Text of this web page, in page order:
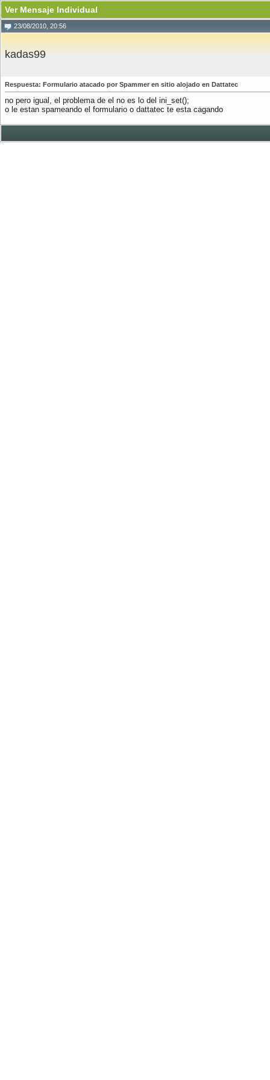
Ver Mensaje Individual
23/08/2010, 20:56
kadas99
Respuesta: Formulario atacado por Spammer en sitio alojado en Dattatec
no pero igual, el problema de el no es lo del ini_set();
o le estan spameando el formulario o dattatec te esta cagando